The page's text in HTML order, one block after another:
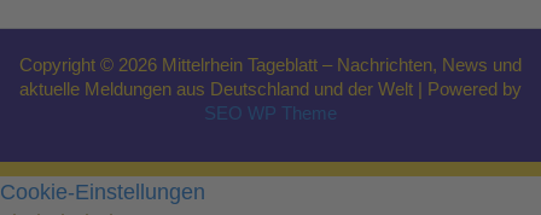
Copyright © 2026 Mittelrhein Tageblatt – Nachrichten, News und
aktuelle Meldungen aus Deutschland und der Welt | Powered by
SEO WP Theme
Cookie-Einstellungen